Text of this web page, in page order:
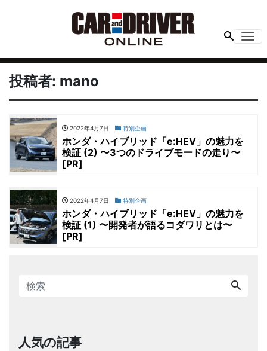
投稿者: mano
2022年4月7日 特別企画
ホンダ・ハイブリッド「e:HEV」の魅力を
検証 (2) 〜3つのドライブモードの走り〜
[PR]
2022年4月7日 特別企画
ホンダ・ハイブリッド「e:HEV」の魅力を
検証 (1) 〜開発者が語るコダワリとは〜
[PR]
人気の記事